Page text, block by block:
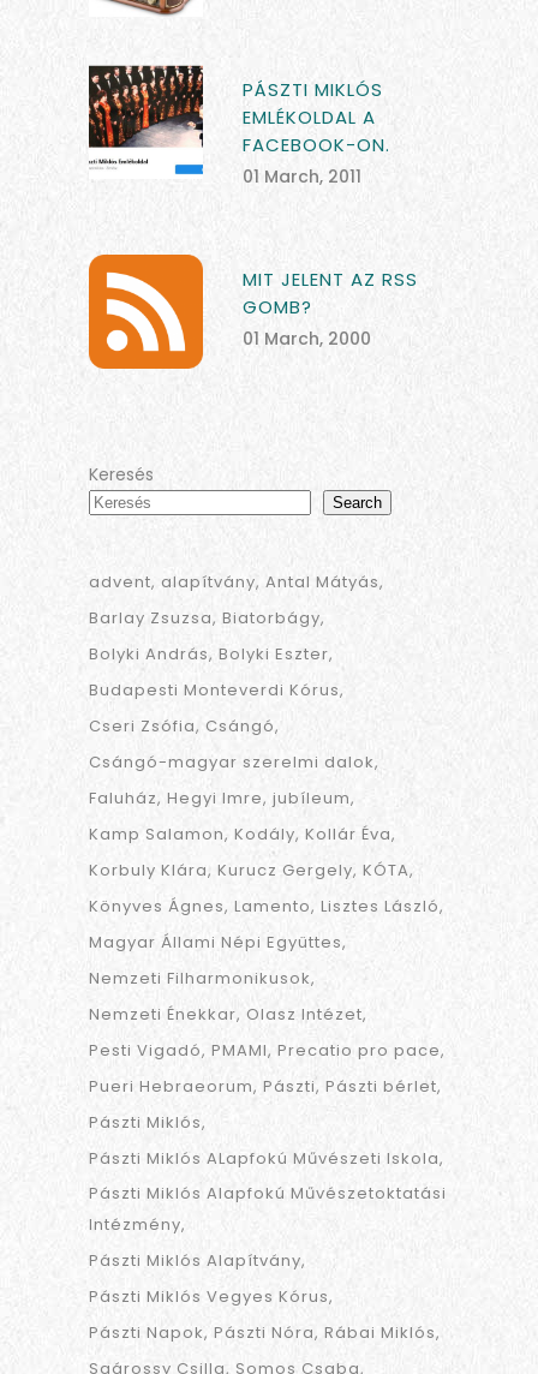
PÁSZTI MIKLÓS
EMLÉKOLDAL A
FACEBOOK-ON.
01 March, 2011
MIT JELENT AZ RSS
GOMB?
01 March, 2000
Keresés
Search
advent alapítvány Antal Mátyás
Barlay Zsuzsa Biatorbágy
Bolyki András Bolyki Eszter
Budapesti Monteverdi Kórus
Cseri Zsófia Csángó
Csángó-magyar szerelmi dalok
Faluház Hegyi Imre jubíleum
Kamp Salamon Kodály Kollár Éva
Korbuly Klára Kurucz Gergely KÓTA
Könyves Ágnes Lamento Lisztes László
Magyar Állami Népi Együttes
Nemzeti Filharmonikusok
Nemzeti Énekkar Olasz Intézet
Pesti Vigadó PMAMI Precatio pro pace
Pueri Hebraeorum Pászti Pászti bérlet
Pászti Miklós
Pászti Miklós ALapfokú Művészeti Iskola
Pászti Miklós Alapfokú Művészetoktatási
Intézmény
Pászti Miklós Alapítvány
Pászti Miklós Vegyes Kórus
Pászti Napok Pászti Nóra Rábai Miklós
Saárossy Csilla Somos Csaba